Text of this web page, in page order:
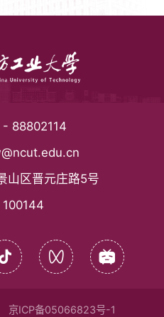
- 88802114
山区晋元庄路5号
100144
京ICP备05066823号-1